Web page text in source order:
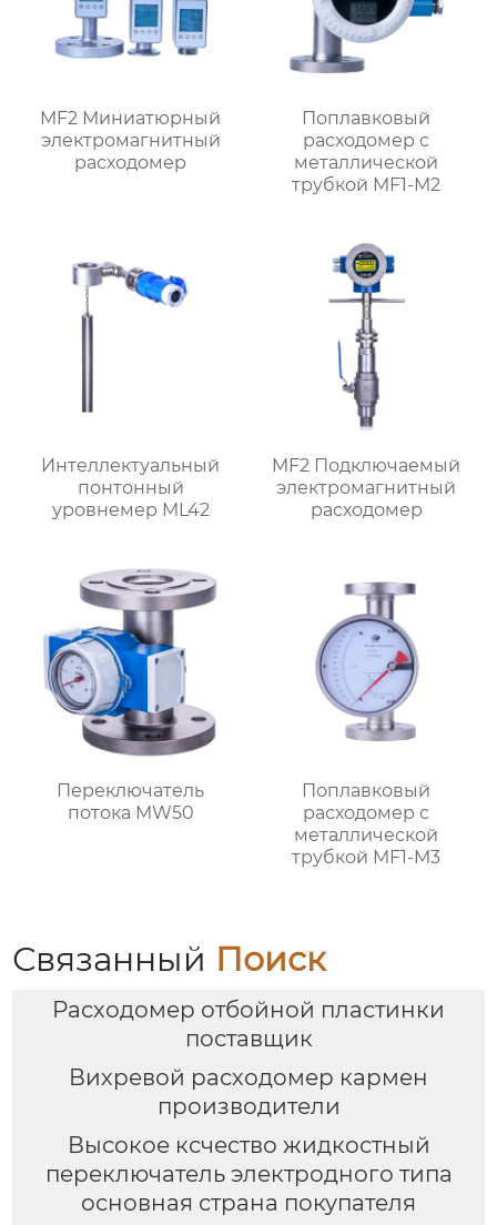
MF2 Миниатюрный
электромагнитный
расходомер
Поплавковый
расходомер с
металлической
трубкой MF1-M2
Интеллектуальный
понтонный
уровнемер ML42
MF2 Подключаемый
электромагнитный
расходомер
Переключатель
потока MW50
Поплавковый
расходомер с
металлической
трубкой MF1-M3
Связанный Поиск
Расходомер отбойной пластинки
поставщик
Вихревой расходомер кармен
производители
Высокое ксчество жидкостный
переключатель электродного типа
основная страна покупателя